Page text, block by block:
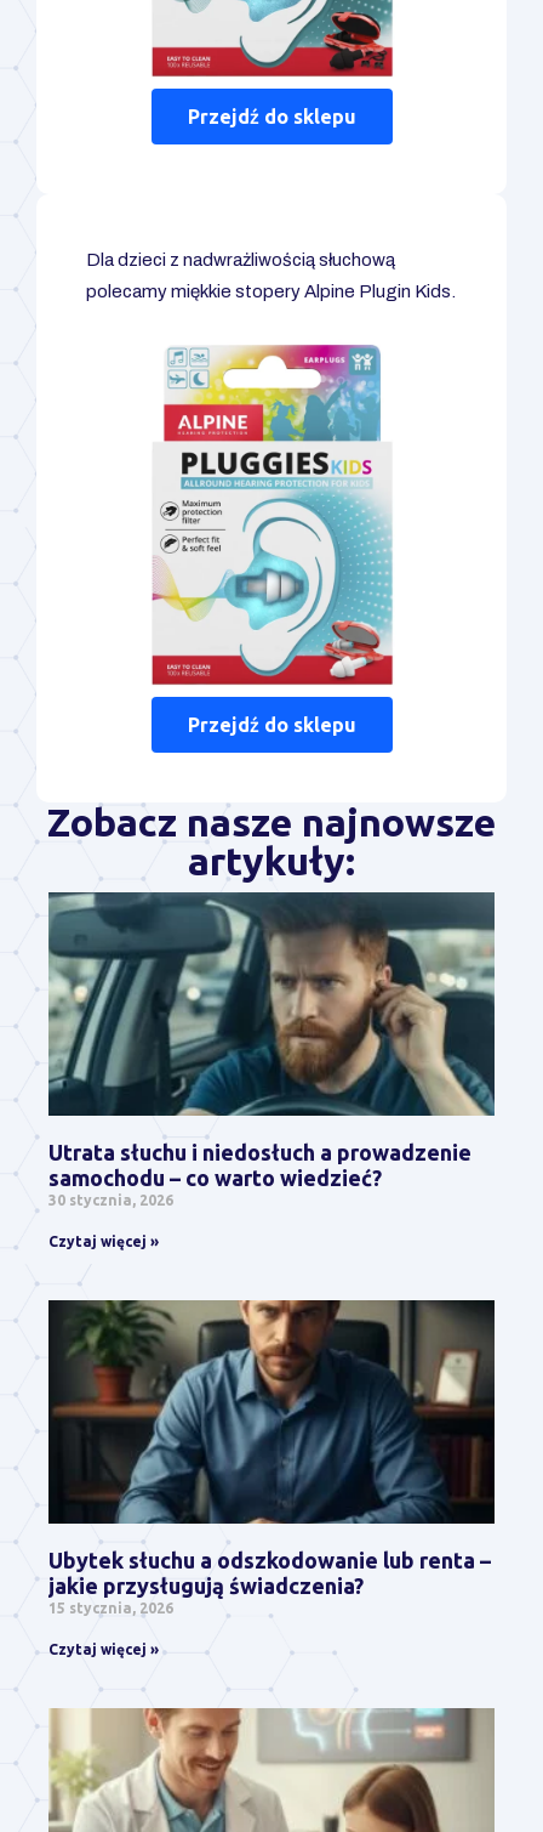
Przejdź do sklepu
Dla dzieci z nadwrażliwością słuchową
polecamy miękkie stopery Alpine Plugin Kids.
Przejdź do sklepu
Zobacz nasze najnowsze
artykuły:
Utrata słuchu i niedosłuch a prowadzenie
samochodu – co warto wiedzieć?
30 stycznia, 2026
Czytaj więcej »
Ubytek słuchu a odszkodowanie lub renta –
jakie przysługują świadczenia?
15 stycznia, 2026
Czytaj więcej »